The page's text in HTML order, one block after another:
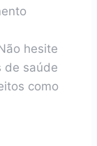
hesite
de saúde
como